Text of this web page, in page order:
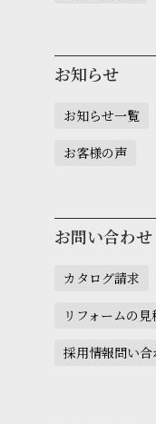
お知らせ
お知らせ一覧
お客様の声
お問い合わせ
カタログ請求
リフォームの
採用情報問い合